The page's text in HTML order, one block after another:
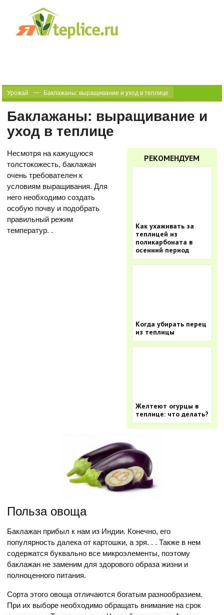
Урожай Баклажаны: выращивание и уход в теплице
Баклажаны: выращивание и
уход в теплице
РЕКОМЕНДУЕМ
Как ухаживать за
теплицей из
поликарбоната в
осенний период
Когда убирать перец
из теплицы
Желтеют огурцы в
теплице: что делать?
Несмотря на кажущуюся
толстокожесть, баклажан
очень требователен к
условиям выращивания. Для
него необходимо создать
особую почву и подобрать
правильный режим
температур. .
Польза овоща
Баклажан прибыл к нам из Индии. Конечно, его
популярность далека от картошки, а зря. . . Также в нем
содержатся буквально все микроэлементы, поэтому
баклажан не заменим для здорового образа жизни и
полноценного питания.
Сорта этого овоща отличаются богатым разнообразием.
При их выборе необходимо обращать внимание на срок